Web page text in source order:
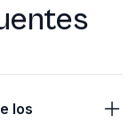
los